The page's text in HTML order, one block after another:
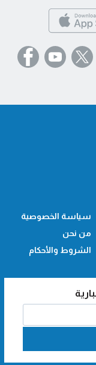
سياسة الخصوصية
من نحن
الشروط والأحكام